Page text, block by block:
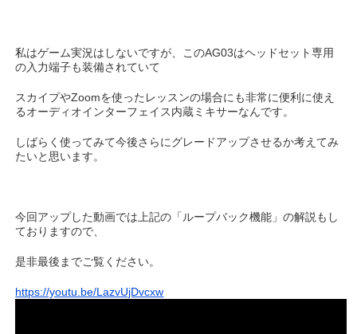
私はゲーム実況はしないですが、このAG03はヘッドセット専用
の入力端子も装備されていて
スカイプやZoomを使ったレッスンの場合にも非常に便利に使え
るオーディオインターフェイス内蔵ミキサーなんです。
しばらく使ってみて今後さらにグレードアップさせるか考えてみ
たいと思います。
今回アップした動画では上記の「ループバック機能」の解説もし
ておりますので、
是非最後までご覧ください。
https://youtu.be/LazvUjDvcxw